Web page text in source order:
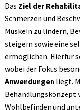
Das Ziel der
Schmerzen und
Muskeln zu lindern,
steigern sowie eine
ermöglichen. Hierfür
wobei der Fokus
Anwendungen liegt.
Behandlungskonzept
Wohlbefinden und